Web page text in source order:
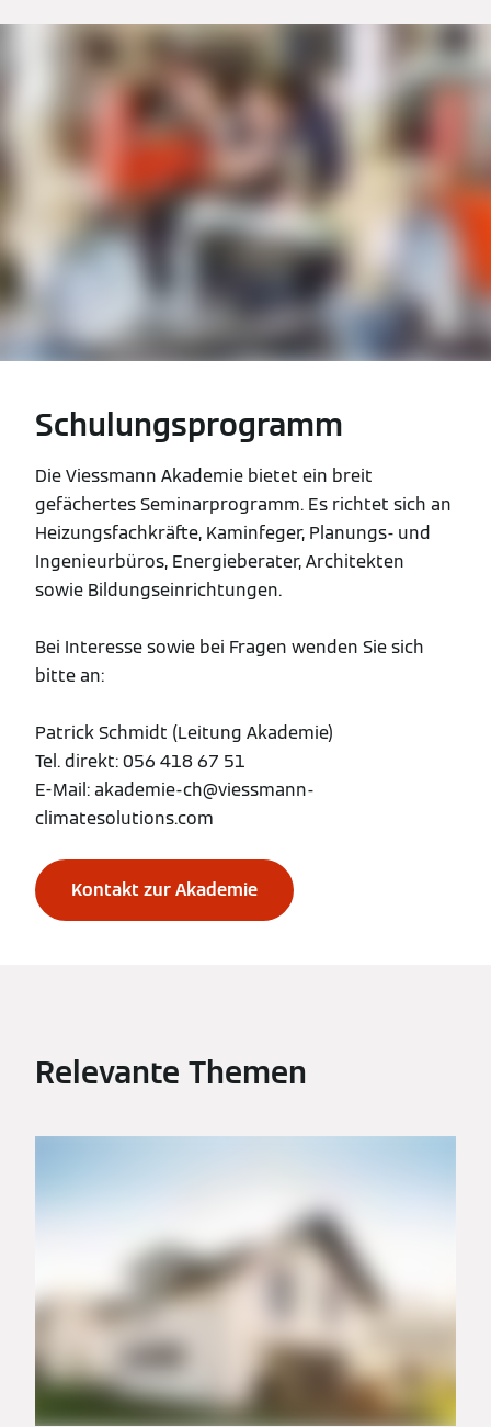
Schulungsprogramm
Die Viessmann Akademie bietet ein breit
gefächertes Seminarprogramm. Es richtet sich an
Heizungsfachkräfte, Kaminfeger, Planungs- und
Ingenieurbüros, Energieberater, Architekten
sowie Bildungseinrichtungen.
Bei Interesse sowie bei Fragen wenden Sie sich
bitte an:
Patrick Schmidt (Leitung Akademie)
Tel. direkt: 056 418 67 51
E-Mail: akademie-ch@viessmann-
climatesolutions.com
Kontakt zur Akademie
Relevante Themen